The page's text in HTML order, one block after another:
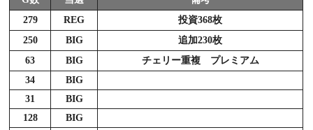
279
REG
投資368枚
250
BIG
追加230枚
63
BIG
チェリー重複 プレミアム
34
BIG
31
BIG
128
BIG